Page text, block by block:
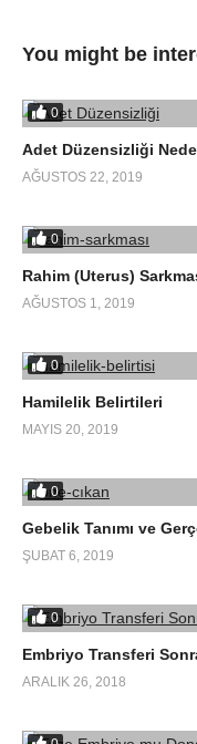
You might be
0
Adet Düzensizliği
AĞUSTOS 22, 2019
0
Rahim (Uterus)
AĞUSTOS 1, 2019
0
Hamilelik Belirtileri
MAYIS 20, 2019
0
Gebelik Tanımı ve
ŞUBAT 6, 2019
0
Embriyo Transferi
ARALIK 26, 2018